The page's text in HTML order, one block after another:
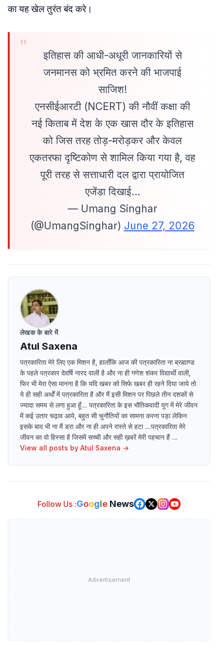
का यह खेल तुरंत बंद करे।
इतिहास की आधी-अधूरी जानकारियों से
जनमानस को भ्रमित करने की भाजपाई
साजिश!
एनसीईआरटी (NCERT) की नौवीं कक्षा की
नई किताब में देश के एक खास दौर के इतिहास
को जिस तरह तोड़-मरोड़कर और केवल
एकतरफा दृष्टिकोण से शामिल किया गया है, वह
पूरी तरह से सत्ताधारी दल द्वारा प्रायोजित
एजेंडा दिखाई…
— Umang Singhar
(@UmangSinghar) June 27, 2026
लेखक के बारे में
Atul Saxena
पत्रकारिता मेरे लिए एक मिशन है, हालाँकि आज की पत्रकारिता ना ब्रह्माण्ड
के पहले पत्रकार देवर्षि नारद वाली है और ना ही गणेश शंकर विद्यार्थी वाली,
फिर भी मेरा ऐसा मानना है कि यदि खबर को सिर्फ खबर ही रहने दिया जाये तो
ये ही सही अर्थों में पत्रकारिता है और मैं इसी मिशन पर पिछले तीन दशकों से
ज्यादा समय से लगा हुआ हूँ.... पत्रकारिता के इस भौतिकवादी युग में मेरे जीवन
में कई उतार चढ़ाव आये, बहुत सी चुनौतियों का सामना करना पड़ा लेकिन
इसके बाद भी ना मैं डरा और ना ही अपने रास्ते से हटा ....पत्रकारिता मेरे
जीवन का वो हिस्सा है जिसमें सच्ची और सही ख़बरें मेरी पहचान हैं ....
View all posts by Atul Saxena →
Follow Us :Google News
Advertisement